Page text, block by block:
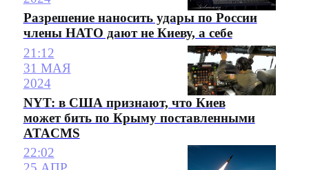
Разрешение наносить удары по России
члены НАТО дают не Киеву, а себе
21:12
31 МАЯ
2024
NYT: в США признают, что Киев
может бить по Крыму поставленными
ATACMS
22:02